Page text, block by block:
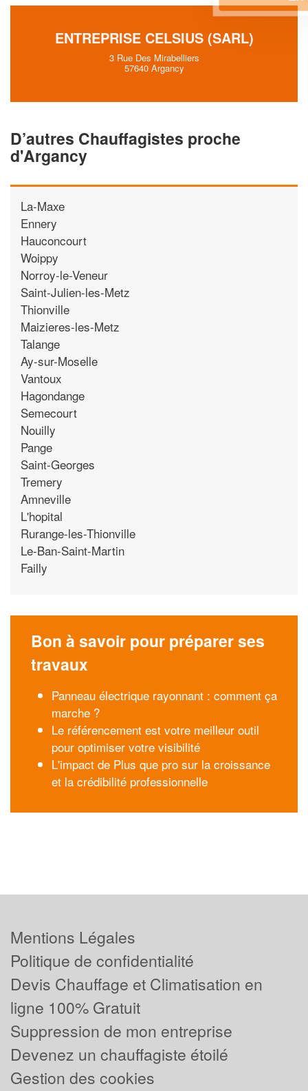
ENTREPRISE CELSIUS (SARL)
3 Rue Des Mirabelliers
57640 Argancy
D’autres Chauffagistes proche
d'Argancy
La-Maxe
Ennery
Hauconcourt
Woippy
Norroy-le-Veneur
Saint-Julien-les-Metz
Thionville
Maizieres-les-Metz
Talange
Ay-sur-Moselle
Vantoux
Hagondange
Semecourt
Nouilly
Pange
Saint-Georges
Tremery
Amneville
L'hopital
Rurange-les-Thionville
Le-Ban-Saint-Martin
Failly
Bon à savoir pour préparer ses
travaux
Panneau électrique rayonnant : comment ça
marche ?
Le référencement est votre meilleur outil
pour optimiser votre visibilité
L'impact de Plus que pro sur la croissance
et la crédibilité professionnelle
Mentions Légales
Politique de confidentialité
Devis Chauffage et Climatisation en
ligne 100% Gratuit
Suppression de mon entreprise
Devenez un chauffagiste étoilé
Gestion des cookies